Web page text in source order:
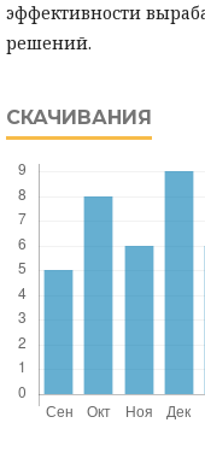
эффективности
решений.
СКАЧИВАНИЯ